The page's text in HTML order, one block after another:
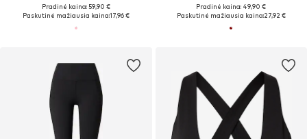
Pradinė kaina: 59,90 €
Paskutinė mažiausia kaina:17,96 €
Pradinė kaina: 49,90 €
Paskutinė mažiausia kaina:27,92 €